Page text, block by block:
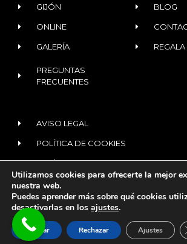
GIJÓN
ONLINE
GALERÍA
PREGUNTAS
FRECUENTES
BLOG
AVISO LEGAL
POLÍTICA DE COOKIES
POLÍTICA DE PRIVACIDAD
© 2020 ALL RIGHTS RESERVED​
asesoro
Utilizamos cookies para ofrecerte la mejor
nuestra web.
Puedes aprender más sobre qué cookies
desactivarlas en los ajustes.
Aceptar Rechazar Ajustes